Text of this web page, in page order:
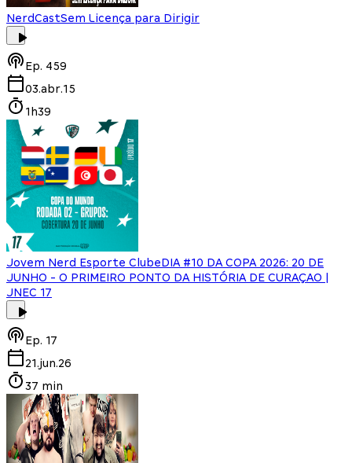
NerdCastSem Licença para Dirigir
Ep. 459
03.abr.15
1h39
Jovem Nerd Esporte ClubeDIA #10 DA COPA 2026: 20 DE
JUNHO - O PRIMEIRO PONTO DA HISTÓRIA DE CURAÇAO |
JNEC 17
Ep. 17
21.jun.26
37 min